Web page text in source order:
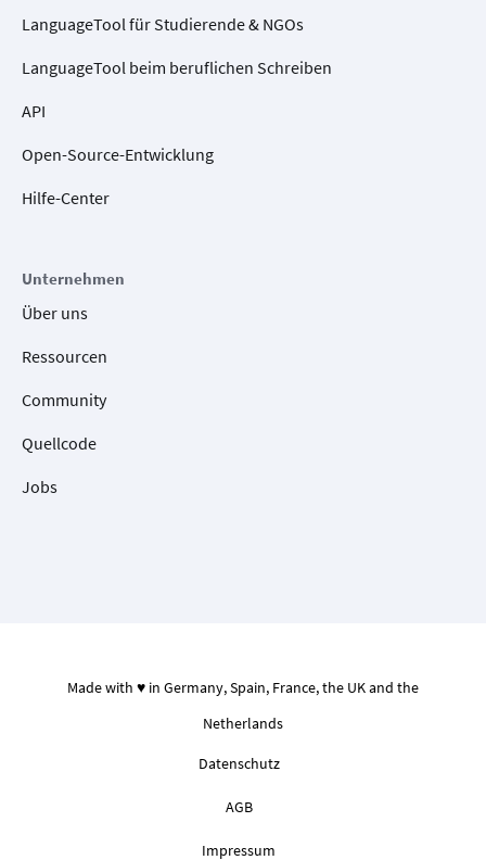
LanguageTool für Studierende & NGOs
LanguageTool beim beruflichen Schreiben
API
Open-Source-Entwicklung
Hilfe-Center
Unternehmen
Über uns
Ressourcen
Community
Quellcode
Jobs
Made with ♥ in Germany, Spain, France, the UK and the
Netherlands
Datenschutz
AGB
Impressum